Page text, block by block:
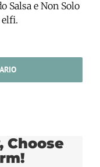
Salsa e Non Solo
elfi.
Choose